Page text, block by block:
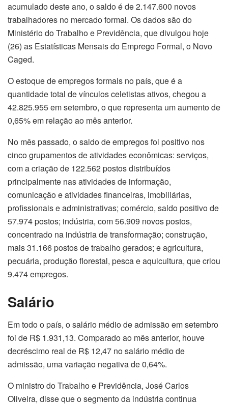
acumulado deste ano, o saldo é de 2.147.600 novos
trabalhadores no mercado formal. Os dados são do
Ministério do Trabalho e Previdência, que divulgou hoje
(26) as Estatísticas Mensais do Emprego Formal, o Novo
Caged.
O estoque de empregos formais no país, que é a
quantidade total de vínculos celetistas ativos, chegou a
42.825.955 em setembro, o que representa um aumento de
0,65% em relação ao mês anterior.
No mês passado, o saldo de empregos foi positivo nos
cinco grupamentos de atividades econômicas: serviços,
com a criação de 122.562 postos distribuídos
principalmente nas atividades de informação,
comunicação e atividades financeiras, imobiliárias,
profissionais e administrativas; comércio, saldo positivo de
57.974 postos; indústria, com 56.909 novos postos,
concentrado na indústria de transformação; construção,
mais 31.166 postos de trabalho gerados; e agricultura,
pecuária, produção florestal, pesca e aquicultura, que criou
9.474 empregos.
Salário
Em todo o país, o salário médio de admissão em setembro
foi de R$ 1.931,13. Comparado ao mês anterior, houve
decréscimo real de R$ 12,47 no salário médio de
admissão, uma variação negativa de 0,64%.
O ministro do Trabalho e Previdência, José Carlos
Oliveira, disse que o segmento da indústria continua